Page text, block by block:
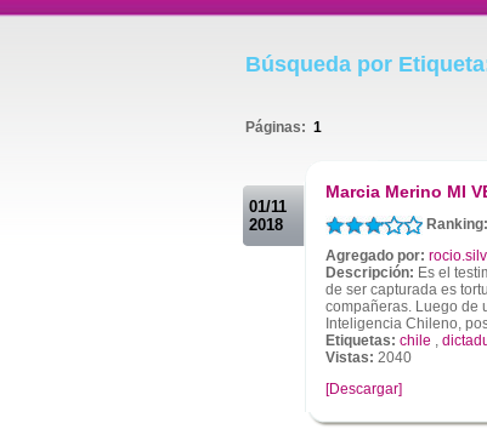
Búsqueda por
Páginas: 1
01/11
2018
Marcia Merino MI
Agregado por:
Descripción: Es el
de ser capturada es
compañeras. Luego de
Inteligencia Chileno,
Etiquetas: chile ,
Vistas: 2040
[Descargar]